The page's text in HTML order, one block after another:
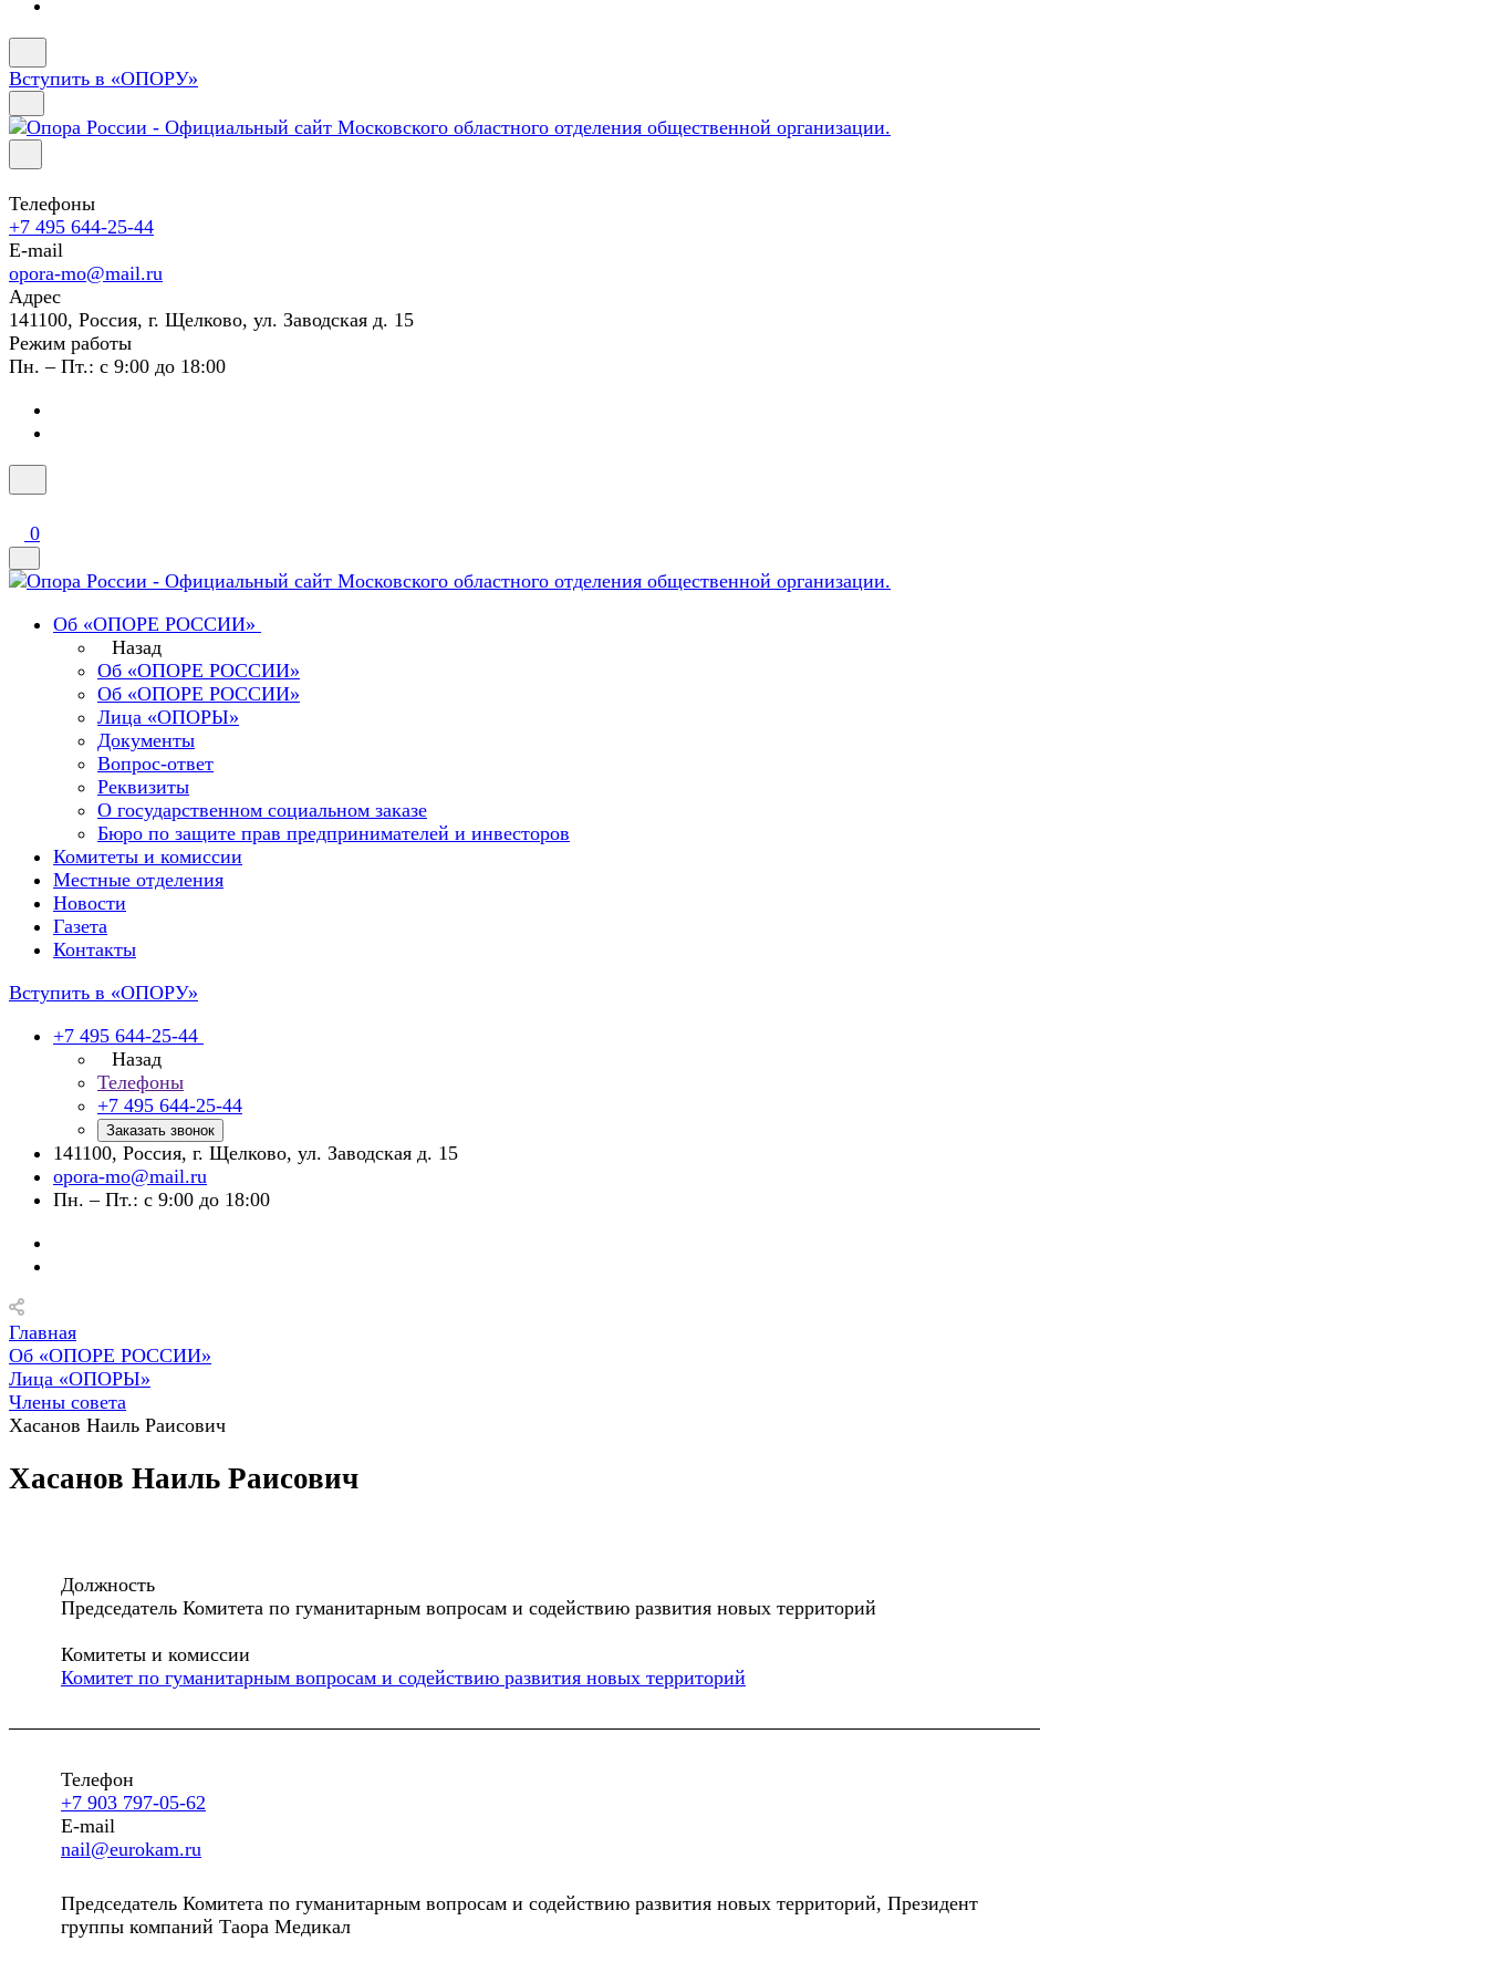
Вступить в «ОПОРУ»
Телефоны
+7 495 644-25-44
E-mail
opora-mo@mail.ru
Адрес
141100, Россия, г. Щелково, ул. Заводская д. 15
Режим работы
Пн. – Пт.: с 9:00 до 18:00
0
Об «ОПОРЕ РОССИИ»
Назад
Об «ОПОРЕ РОССИИ»
Об «ОПОРЕ РОССИИ»
Лица «ОПОРЫ»
Документы
Вопрос-ответ
Реквизиты
О государственном социальном заказе
Бюро по защите прав предпринимателей и инвесторов
Комитеты и комиссии
Местные отделения
Новости
Газета
Контакты
Вступить в «ОПОРУ»
+7 495 644-25-44
Назад
Телефоны
+7 495 644-25-44
Заказать звонок
141100, Россия, г. Щелково, ул. Заводская д. 15
opora-mo@mail.ru
Пн. – Пт.: с 9:00 до 18:00
Главная
Об «ОПОРЕ РОССИИ»
Лица «ОПОРЫ»
Члены совета
Хасанов Наиль Раисович
Хасанов Наиль Раисович
Должность
Председатель Комитета по гуманитарным вопросам и содействию развития новых территорий
Комитеты и комиссии
Комитет по гуманитарным вопросам и содействию развития новых территорий
Телефон
+7 903 797-05-62
E-mail
nail@eurokam.ru
Председатель Комитета по гуманитарным вопросам и содействию развития новых территорий, Президент
группы компаний Таора Медикал